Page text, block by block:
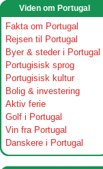
Viden om Portugal
Fakta om Portugal
Rejsen til Portugal
Byer & steder i Portugal
Portugisisk sprog
Portugisisk kultur
Bolig & investering
Aktiv ferie
Golf i Portugal
Vin fra Portugal
Danskere i Portugal